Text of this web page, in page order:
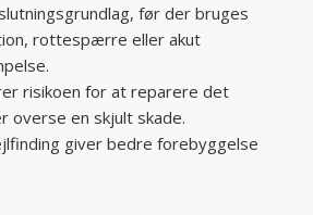
før der bruges
rottespærre eller akut
risikoen for at reparere det
overse en skjult skade.
giver bedre forebyggelse